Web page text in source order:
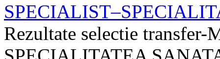
Rezultate selectie